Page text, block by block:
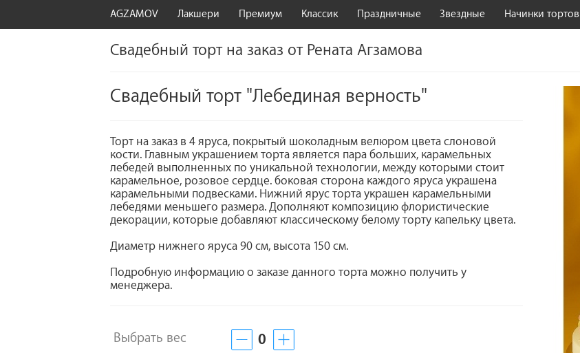
AGZAMOV Лакшери Премиум Классик Праздничные Звездные Начинки тортов
Свадебный торт на заказ от Рената Агзамова
Свадебный торт "Лебединая верность"
Торт на заказ в 4 яруса, покрытый шоколадным велюром цвета слоновой
кости. Главным украшением торта является пара больших, карамельных
лебедей выполненных по уникальной технологии, между которыми стоит
карамельное, розовое сердце. боковая сторона каждого яруса украшена
карамельными подвесками. Нижний ярус торта украшен карамельными
лебедями меньшего размера. Дополняют композицию флористические
декорации, которые добавляют классическому белому торту капельку цвета.
Диаметр нижнего яруса 90 см, высота 150 см.
Подробную информацию о заказе данного торта можно получить у
менеджера.
Выбрать вес 0